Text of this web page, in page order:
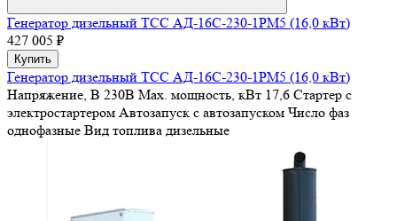
Генератор дизельный ТСС АД-16С-230-1РМ5 (16,0 кВт)
427 005 ₽
Купить
Генератор дизельный ТСС АД-16С-230-1РМ5 (16,0 кВт)
Напряжение, В 230В Max. мощность, кВт 17,6 Стартер с
электростартером Автозапуск с автозапуском Число фаз
однофазные Вид топлива дизельные